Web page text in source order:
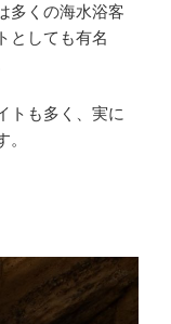
多くの海水浴客
としても有名
トも多く、実に